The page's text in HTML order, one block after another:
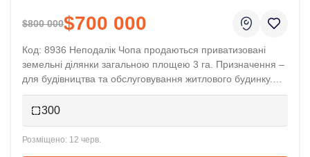
Код: 8936 Неподалік Чопа продаються приватизовані
земельні ділянки загальною площею 3 га. Призначення –
для будівництва та обслуговування житлового будинку.
Позаду – залізнична колія. Попереду ділянок – траса.
Комунікації поруч. Ціна 700 000 у. о.
12 черв.
$800 000$700 000
300